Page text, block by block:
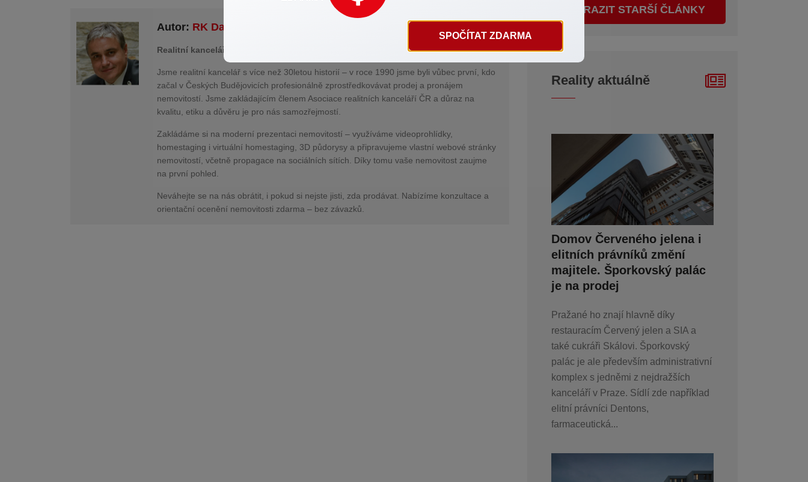
Autor: RK Dalibor Žáček
Realitní kancelář s tradicí od roku 1990 – první v Českých Budějovicích
Jsme realitní kancelář s více než 30letou historií – v roce 1990 jsme byli vůbec první, kdo
začal v Českých Budějovicích profesionálně zprostředkovávat prodej a pronájem
nemovitostí. Jsme zakládajícím členem Asociace realitních kanceláří ČR a důraz na
kvalitu, etiku a důvěru je pro nás samozřejmostí.
Zakládáme si na moderní prezentaci nemovitostí – využíváme videoprohlídky,
homestaging i virtuální homestaging, 3D půdorysy a připravujeme vlastní webové stránky
nemovitostí, včetně propagace na sociálních sítích. Díky tomu vaše nemovitost zaujme
na první pohled.
Neváhejte se na nás obrátit, i pokud si nejste jisti, zda prodávat. Nabízíme konzultace a
orientační ocenění nemovitosti zdarma – bez závazků.
ZOBRAZIT STARŠÍ ČLÁNKY
Reality aktuálně
Domov Červeného jelena i
elitních právníků změní
majitele. Šporkovský palác
je na prodej
Pražané ho znají hlavně díky
restauracím Červený jelen a SIA a
také cukráři Skálovi. Šporkovský
palác je ale především administrativní
komplex s jedněmi z nejdražších
kanceláří v Praze. Sídlí zde například
elitní právníci Dentons,
farmaceutická...
SPOČÍTAT ZDARMA